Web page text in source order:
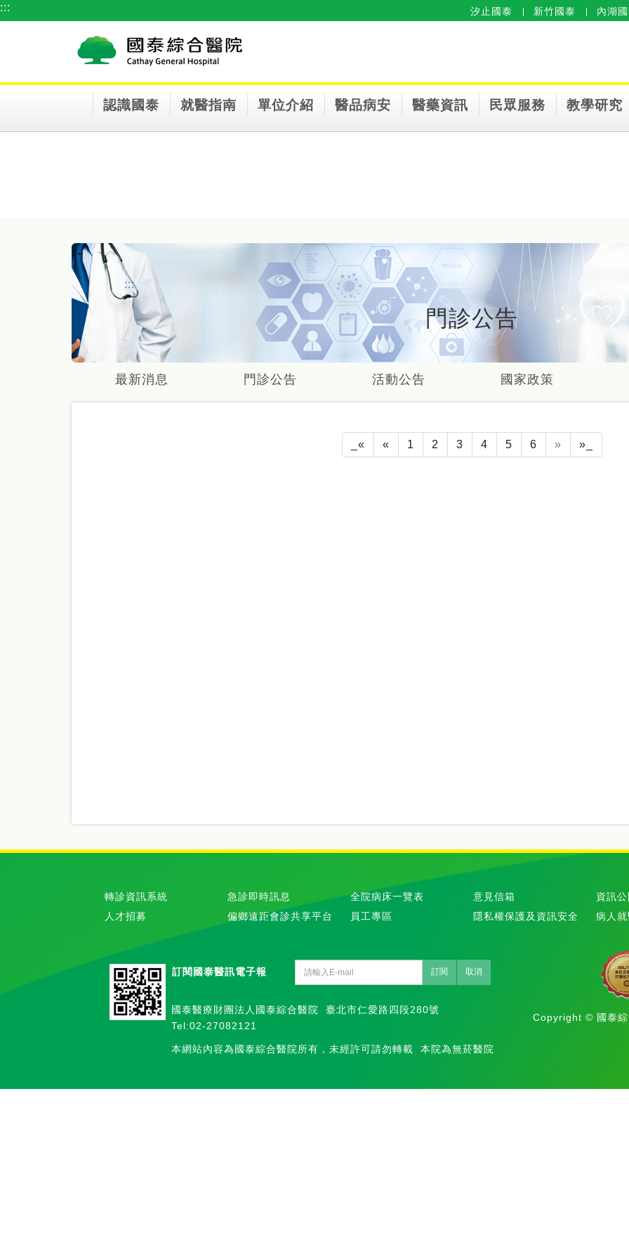
跳到主要內容區塊 汐止國泰 新竹國泰 內湖
認識國泰 就醫指南 單位介紹 醫品病安 醫藥資訊 民眾服務 教學研究
:::
:::
門診公告
最新消息 門診公告 活動公告 國家政策
_« « 1 2 3 4 5 6 » »_
轉診資訊系統 急診即時訊息 全院病床一覽表 意見信箱
資訊
人才招募
偏鄉遠距會診共享平台 員工專區 隱私權保護及資訊安全 病人
訂閱國泰醫訊電子報 訂閱 取消
國泰醫療財團法人國泰綜合醫院
臺北市仁愛路四段280號
Tel:02-27082121
本網站內容為國泰綜合醫院所有， 未經許可請勿轉載 本院為無菸醫院
Copyright © 國泰